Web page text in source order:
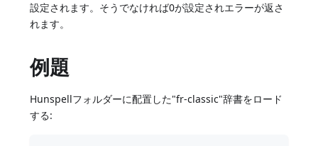
設定されます。そうでなければ0が設定されエラーが返さ
れます。
例題
Hunspellフォルダーに配置した"fr-classic"辞書をロード
する: